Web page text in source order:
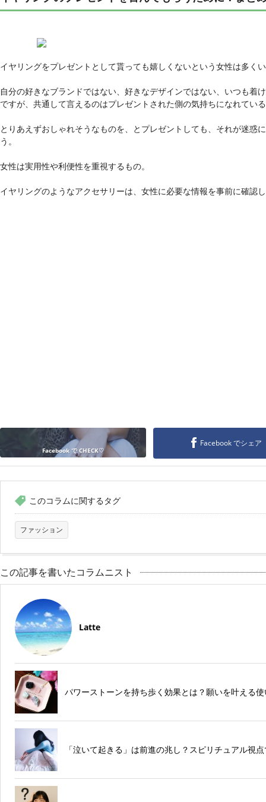
イヤリングをプレゼントとして貰っても嬉しくないという女性は多く
自分の好きなブランドではない、好きなデザインではない、いつも着
ですが、共通して言えるのはプレゼントされた側の気持ちになれてい
とりあえずおしゃれそうなものを、とプレゼントしても、それが迷惑
う。
女性は実用性や利便性を重視するもの。
イヤリングのようなアクセサリーは、女性に必要な情報を事前に確認
Facebook で CHECK♡
Facebook でシェア
このコラムに関するタグ
ファッション
この記事を書いたコラムニスト
Latte
パワーストーンを持ち歩く効果とは？願いを叶える
「泣いて起きる」は前進の兆し？スピリチュアル視